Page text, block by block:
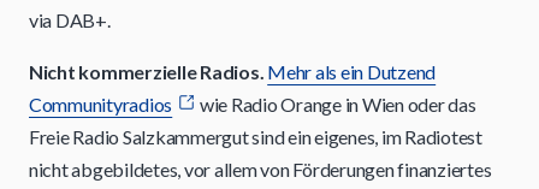
via DAB+.
Nicht kommerzielle Radios. Mehr als ein Dutzend
Communityradios
wie Radio Orange in Wien oder das
Freie Radio Salzkammergut sind ein eigenes, im Radiotest
nicht abgebildetes, vor allem von Förderungen finanziertes